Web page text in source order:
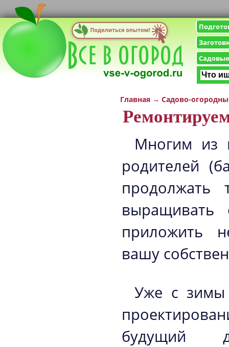
Главная → Садово-
Многим из
родителей
продолжать
приложить
вашу
Уже с зимы
будущий